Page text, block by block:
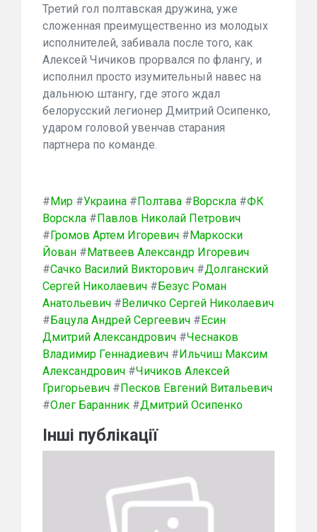
Третий гол полтавская дружина, уже
сложенная преимущественно из молодых
исполнителей, забивала после того, как
Алексей Чичиков прорвался по флангу, и
исполнил просто изумительный навес на
дальнюю штангу, где этого ждал
белорусский легионер Дмитрий Осипенко,
ударом головой увенчав старания
партнера по команде.
#Мир #Украина #Полтава #Ворскла #ФК
Ворскла #Павлов Николай Петрович
#Громов Артем Игоревич #Маркоски
Йован #Матвеев Александр Игоревич
#Сачко Василий Викторович #Долганский
Сергей Николаевич #Безус Роман
Анатольевич #Величко Сергей Николаевич
#Бацула Андрей Сергеевич #Есин
Дмитрий Александрович #Чеснаков
Владимир Геннадиевич #Ильчиш Максим
Александрович #Чичиков Алексей
Григорьевич #Песков Евгений Витальевич
#Олег Баранник #Дмитрий Осипенко
Інші публікації